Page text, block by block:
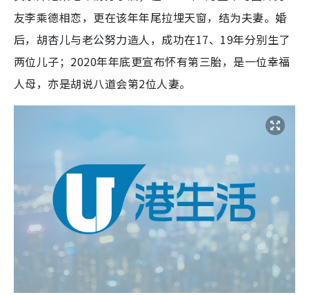
友李乘德相恋，更在该年年尾拉埋天窗，结为夫妻。婚
后，胡杏儿与老公努力造人，成功在17、19年分别生了
两位儿子；2020年年底更宣布怀有第三胎，是一位幸福
人母，亦是胡说八道会第2位人妻。